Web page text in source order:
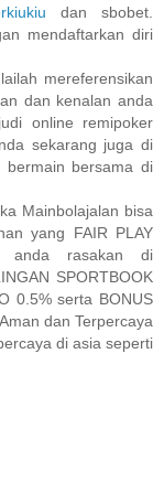
dan sbobet.
mendaftarkan diri
mereferensikan
dan kenalan anda
online remipoker
sekarang juga di
bersama di
Mainbolajalan bisa
yang FAIR PLAY
anda rasakan di
SPORTBOOK
0.5% serta BONUS
dan Terpercaya
di asia seperti